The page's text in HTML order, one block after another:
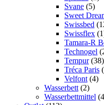
Svane (5)
Sweet
Swissbed
Swissflex
Tamara-R
Technogel
Tempur (38)
Tréca Paris
Velfont (4)
Wasserbett (2)
Wasserbettmittel